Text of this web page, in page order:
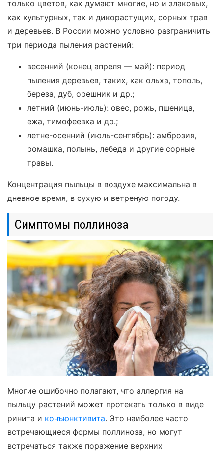
только цветов, как думают многие, но и злаковых,
как культурных, так и дикорастущих, сорных трав
и деревьев. В России можно условно разграничить
три периода пыления растений:
весенний (конец апреля — май): период
пыления деревьев, таких, как ольха, тополь,
береза, дуб, орешник и др.;
летний (июнь-июль): овес, рожь, пшеница,
ежа, тимофеевка и др.;
летне-осенний (июль-сентябрь): амброзия,
ромашка, полынь, лебеда и другие сорные
травы.
Концентрация пыльцы в воздухе максимальна в
дневное время, в сухую и ветреную погоду.
Симптомы поллиноза
Многие ошибочно полагают, что аллергия на
пыльцу растений может протекать только в виде
ринита и конъюнктивита. Это наиболее часто
встречающиеся формы поллиноза, но могут
встречаться также поражение верхних